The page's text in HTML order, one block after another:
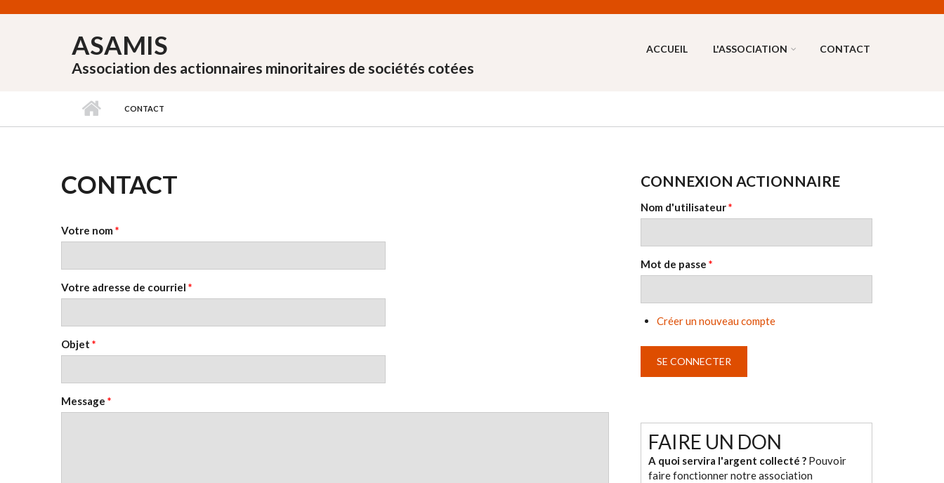
ASAMIS
Association des actionnaires minoritaires de sociétés cotées
ACCUEIL L'ASSOCIATION CONTACT
CONTACT
CONTACT
Votre nom *
Votre adresse de courriel *
Objet *
Message *
CONNEXION ACTIONNAIRE
Nom d'utilisateur*
Mot de passe *
Créer un nouveau compte
FAIRE UN DON
A quoi servira l'argent collecté ? Pouvoir
faire fonctionner notre association